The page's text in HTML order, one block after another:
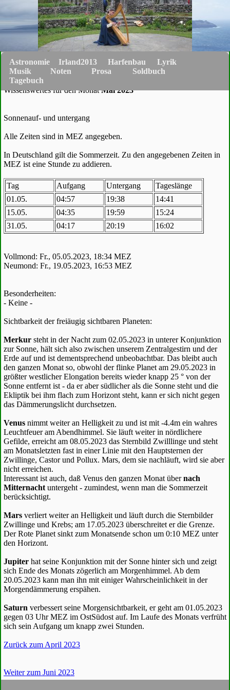
Astronomie Irland2013 Harfenbau
Lyrik
Musik
Noten Prosa
Soldbuch
Tagebuch
Wissenswertes für den MonatMai 2023
Sonnenauf- und untergang
Alle Zeiten sind in MEZ angegeben.
In Deutschland gilt die Sommerzeit. Zu den angegebenen Zeiten in
MEZ ist eine Stunde zu addieren.
Tag Aufgang Untergang
Tageslänge
01.05.
04:57 19:38
14:41
15.05.
04:35 19:59
15:24
31.05.
04:17 20:19 16:02
Vollmond: Fr., 05.05.2023, 18:34 MEZ
Neumond: Fr., 19.05.2023, 16:53 MEZ
Besonderheiten:
- Keine -
Sichtbarkeit der freiäugig sichtbaren Planeten:
Merkur steht in der Nacht zum 02.05.2023 in unterer Konjunktion
zur Sonne, hält sich also zwischen unserem Zentralgestirn und der
Erde auf und ist dementsprechend unbeobachtbar. Das bleibt auch
den ganzen Monat so, obwohl der flinke Planet am 29.05.2023 in
größter westlicher Elongation bereits wieder knapp 25 ° von der
Sonne entfernt ist - da er aber südlicher als die Sonne steht und die
Ekliptik bei ihm flach zum Horizont steht, kann er sich nicht gegen
das Dämmerungslicht durchsetzen.
Venus nimmt weiter an Helligkeit zu und ist mit -4.4m ein wahres
Leuchtfeuer am Abendhimmel. Sie läuft weiter in nördlichere
Gefilde, erreicht am 08.05.2023 das Sternbild Zwilllinge und steht
am Monatsletzten fast in einer Linie mit den Hauptsternen der
Zwillinge, Castor und Pollux. Mars, dem sie nachläuft, wird sie aber
nicht erreichen.
Interessant ist auch, daß Venus den ganzen Monat übernach
Mitternacht untergeht - zumindest, wenn man die Sommerzeit
berücksichtigt.
Mars verliert weiter an Helligkeit und läuft durch die Sternbilder
Zwillinge und Krebs; am 17.05.2023 überschreitet er die Grenze.
Der Rote Planet sinkt zum Monatsende schon um 0:10 MEZ unter
den Horizont.
Jupiter hat seine Konjunktion mit der Sonne hinter sich und zeigt
sich Ende des Monats zögerlich am Morgenhimmel. Ab dem
20.05.2023 kann man ihn mit einiger Wahrscheinlichkeit in der
Morgendämmerung erspähen.
Saturn verbessert seine Morgensichtbarkeit, er geht am 01.05.2023
gegen 03 Uhr MEZ im OstSüdost auf. Im Laufe des Monats verfrüht
sich sein Aufgang um knapp zwei Stunden.
Zurück zum April 2023
Weiter zum Juni 2023